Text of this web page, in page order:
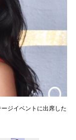
ジイベントに出席した